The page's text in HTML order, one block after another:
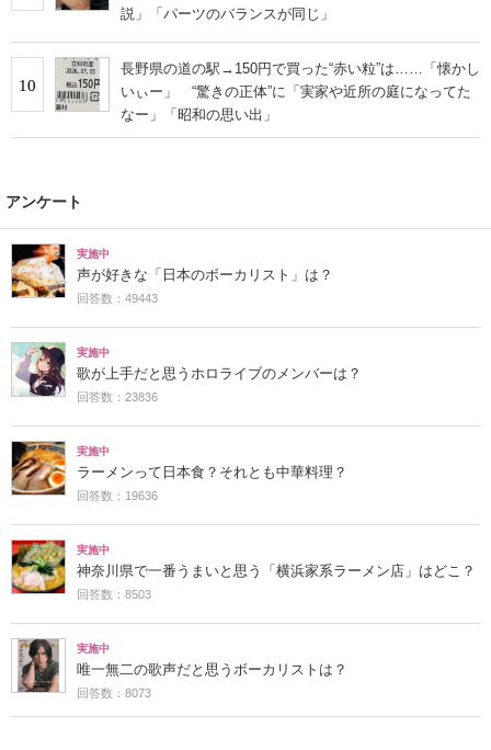
説」「パーツのバランスが同じ」
10
長野県の道の駅→150円で買った“赤い粒”は……「懐かし
いぃー」 “驚きの正体”に「実家や近所の庭になってた
なー」「昭和の思い出」
アンケート
実施中
声が好きな「日本のボーカリスト」は？
回答数：49443
実施中
歌が上手だと思うホロライブのメンバーは？
回答数：23836
実施中
ラーメンって日本食？それとも中華料理？
回答数：19636
実施中
神奈川県で一番うまいと思う「横浜家系ラーメン店」はどこ？
回答数：8503
実施中
唯一無二の歌声だと思うボーカリストは？
回答数：8073